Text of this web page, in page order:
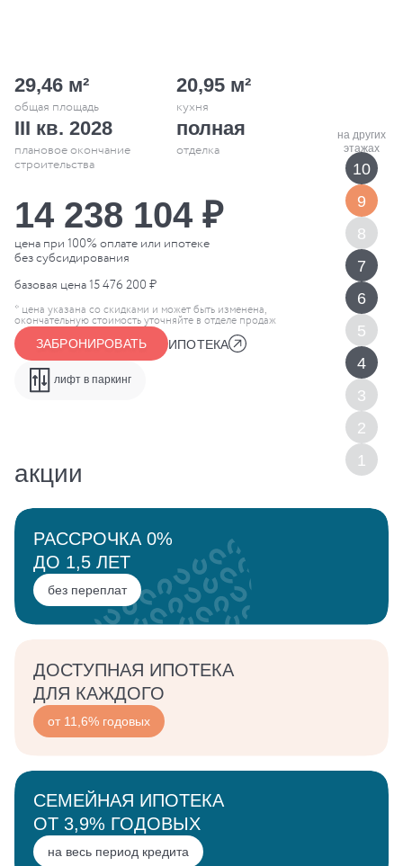
о проекте
выбрать
квартиру
машино-место
выбрать
29,46 м²
общая площадь
20,95 м²
кухня
III кв. 2028
плановое окончание
строительства
полная
отделка
14 238 104 ₽
цена при 100% оплате или ипотеке
без субсидирования
базовая цена 15 476 200 ₽
* цена указана со скидками и может быть изменена,
окончательную стоимость уточняйте в отделе продаж
ЗАБРОНИРОВАТЬ ИПОТЕКА
лифт в паркинг
1
2
3
4
5
6
7
8
9
10
акции
РАССРОЧКА 0%
ДО 1,5 ЛЕТ
без переплат
ДОСТУПНАЯ ИПОТЕКА
ДЛЯ КАЖДОГО
от 11,6% годовых
СЕМЕЙНАЯ ИПОТЕКА
ОТ 3,9% ГОДОВЫХ
на весь период кредита